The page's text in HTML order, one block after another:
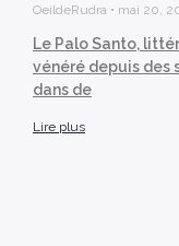
OeildeRudra mai 20,
Le Palo Santo,
vénéré depuis des
dans de
Lire plus